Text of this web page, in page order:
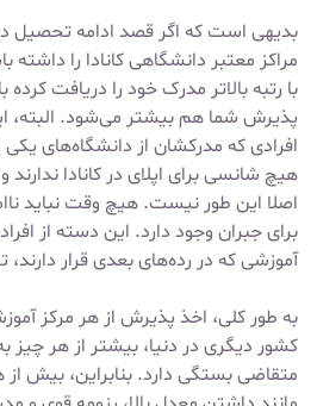
بدیهی است که اگر قصد ادامه تحصیل
مراکز معتبر دانشگاهی کانادا را
با رتبه بالاتر مدرک خود را دریافت
پذیرش شما هم بیشتر می‌شود. البته،
افرادی که مدرکشان از دانشگاه‌های
هیچ شانسی برای اپلای در کانادا ندارند
اصلا این طور نیست. هیچ وقت نباید
برای جبران وجود دارد. این دسته از
آموزشی که در رده‌های بعدی قرار
به طور کلی، اخذ پذیرش از هر مرکز
کشور دیگری در دنیا، بیشتر از هر
متقاضی بستگی دارد. بنابراین، بیش